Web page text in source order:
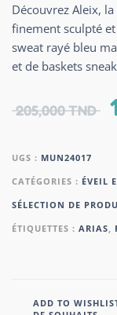
Découvrez Aleix,
finement sculpté
sweat rayé bleu
et de baskets
205,000TND
UGS : MUN24017
CATÉGORIES : ÉVEIL
SÉLECTION DE
ÉTIQUETTES : ARIAS
ADD TO